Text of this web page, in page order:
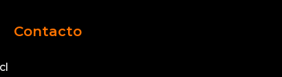
Contacto